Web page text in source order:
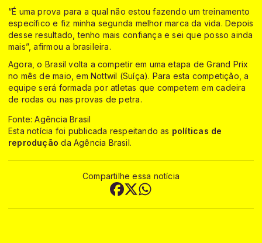
“É uma prova para a qual não estou fazendo um treinamento
específico e fiz minha segunda melhor marca da vida. Depois
desse resultado, tenho mais confiança e sei que posso ainda
mais”, afirmou a brasileira.
Agora, o Brasil volta a competir em uma etapa de Grand Prix
no mês de maio, em Nottwil (Suíça). Para esta competição, a
equipe será formada por atletas que competem em cadeira
de rodas ou nas provas de petra.
Fonte: Agência Brasil
Esta notícia foi publicada respeitando as políticas de
reprodução da Agência Brasil.
Compartilhe essa notícia